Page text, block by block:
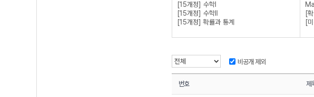
[15개정] 수학l
[15개정] 수학ll
[15개정] 확률과 통계
[22개정] 공통수학2
[22개정] 미적분l
[22개정] 미적분ll
[22개정] 확률과 통계
공통수학1-동아
공통수학2-동아
[
[
[
[
[
비공개 제외
번호 제